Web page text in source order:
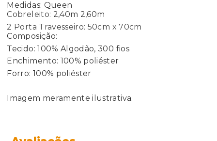
Medidas: Queen
Cobreleito: 2,40m 2,60m
2 Porta Travesseiro: 50cm x 70cm
Composição:
Tecido: 100% Algodão, 300 fios
Enchimento: 100% poliéster
Forro: 100% poliéster
Imagem meramente ilustrativa.